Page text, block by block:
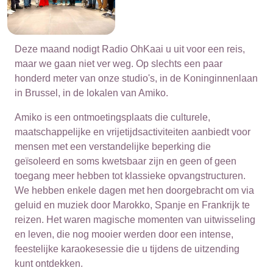
Deze maand nodigt Radio OhKaai u uit voor een reis,
maar we gaan niet ver weg. Op slechts een paar
honderd meter van onze studio's, in de Koninginnenlaan
in Brussel, in de lokalen van Amiko.
Amiko is een ontmoetingsplaats die culturele,
maatschappelijke en vrijetijdsactiviteiten aanbiedt voor
mensen met een verstandelijke beperking die
geïsoleerd en soms kwetsbaar zijn en geen of geen
toegang meer hebben tot klassieke opvangstructuren.
We hebben enkele dagen met hen doorgebracht om via
geluid en muziek door Marokko, Spanje en Frankrijk te
reizen. Het waren magische momenten van uitwisseling
en leven, die nog mooier werden door een intense,
feestelijke karaokesessie die u tijdens de uitzending
kunt ontdekken.